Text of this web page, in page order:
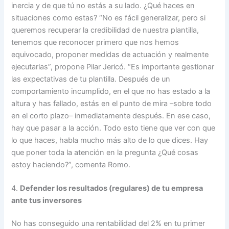
inercia y de que tú no estás a su lado. ¿Qué haces en
situaciones como estas? “No es fácil generalizar, pero si
queremos recuperar la credibilidad de nuestra plantilla,
tenemos que reconocer primero que nos hemos
equivocado, proponer medidas de actuación y realmente
ejecutarlas”, propone Pilar Jericó. “Es importante gestionar
las expectativas de tu plantilla. Después de un
comportamiento incumplido, en el que no has estado a la
altura y has fallado, estás en el punto de mira –sobre todo
en el corto plazo– inmediatamente después. En ese caso,
hay que pasar a la acción. Todo esto tiene que ver con que
lo que haces, habla mucho más alto de lo que dices. Hay
que poner toda la atención en la pregunta ¿Qué cosas
estoy haciendo?”, comenta Romo.
4. Defender los resultados (regulares) de tu empresa
ante tus inversores
No has conseguido una rentabilidad del 2% en tu primer